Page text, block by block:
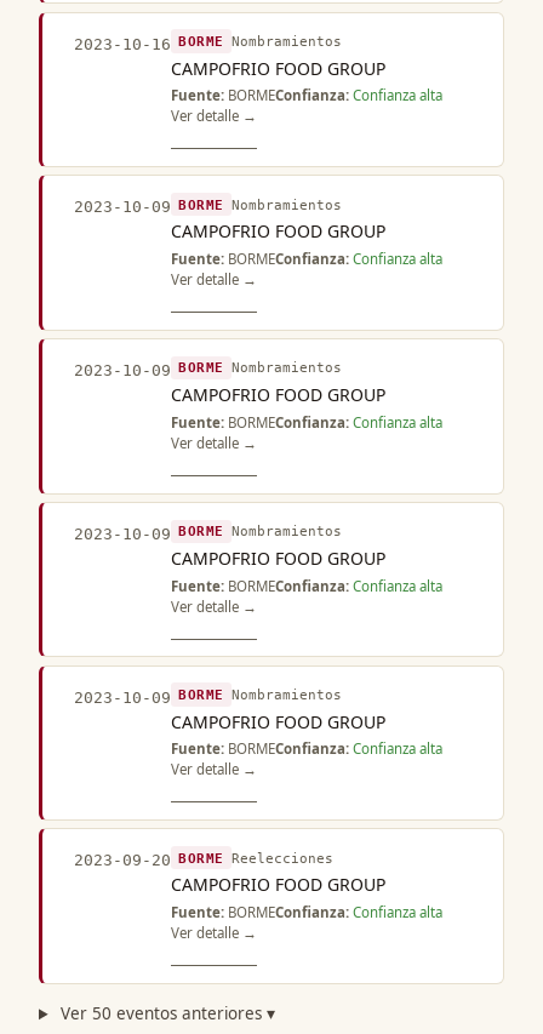
2023-10-16 BORME Nombramientos
CAMPOFRIO FOOD GROUP
Fuente: BORMEConfianza: Confianza alta
Ver detalle →
2023-10-09 BORME Nombramientos
CAMPOFRIO FOOD GROUP
Fuente: BORMEConfianza: Confianza alta
Ver detalle →
2023-10-09 BORME Nombramientos
CAMPOFRIO FOOD GROUP
Fuente: BORMEConfianza: Confianza alta
Ver detalle →
2023-10-09 BORME Nombramientos
CAMPOFRIO FOOD GROUP
Fuente: BORMEConfianza: Confianza alta
Ver detalle →
2023-10-09 BORME Nombramientos
CAMPOFRIO FOOD GROUP
Fuente: BORMEConfianza: Confianza alta
Ver detalle →
2023-09-20 BORME Reelecciones
CAMPOFRIO FOOD GROUP
Fuente: BORMEConfianza: Confianza alta
Ver detalle →
Ver 50 eventos anteriores ▾